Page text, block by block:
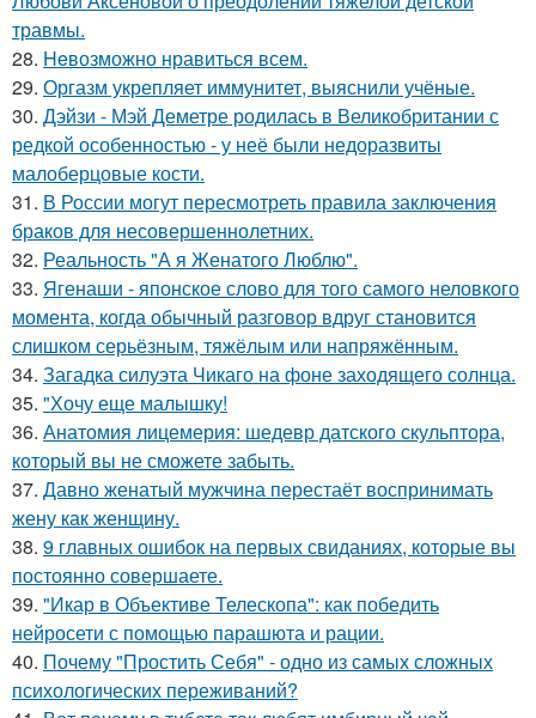
травмы.
28. Heвозможно нравиться всем.
29. Оргазм укрепляет иммунитет, выяснили учёные.
30. Дэйзи - Мэй Деметре родилась в Великобритании с
редкой особенностью - у неё были недоразвиты
малоберцовые кости.
31. В России могут пересмотреть правила заключения
браков для несовершеннолетних.
32. Реальность "А я Женатого Люблю".
33. Ягенаши - японское слово для того самого неловкого
момента, когда обычный разговор вдруг становится
слишком серьёзным, тяжёлым или напряжённым.
34. Загадка силуэта Чикаго на фоне заходящего солнца.
35. "Хочу еще малышку!
36. Анатомия лицемерия: шедевр датского скульптора,
который вы не сможете забыть.
37. Давно женатый мужчина перестаёт воспринимать
жену как женщину.
38. 9 главных ошибок на первых свиданиях, которые вы
постоянно совершаете.
39. "Икар в Объективе Телескопа": как победить
нейросети с помощью парашюта и рации.
40. Почему "Простить Себя" - одно из самых сложных
психологических переживаний?